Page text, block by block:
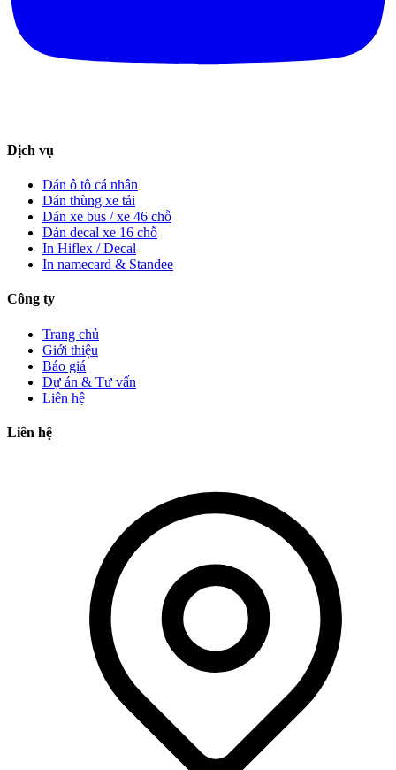
Dịch vụ
Dán ô tô cá nhân
Dán thùng xe tải
Dán xe bus / xe 46 chỗ
Dán decal xe 16 chỗ
In Hiflex / Decal
In namecard & Standee
Công ty
Trang chủ
Giới thiệu
Báo giá
Dự án & Tư vấn
Liên hệ
Liên hệ